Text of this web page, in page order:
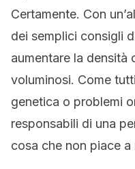
Certamente. Con
dei semplici consigli
aumentare la densità
voluminosi. Come
genetica o problemi
responsabili di una
cosa che non piace a